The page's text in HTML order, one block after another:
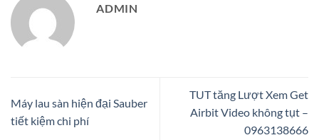
ADMIN
Máy lau sàn hiện đại Sauber
tiết kiệm chi phí
TUT tăng Lượt Xem Get
Airbit Video không tụt –
0963138666